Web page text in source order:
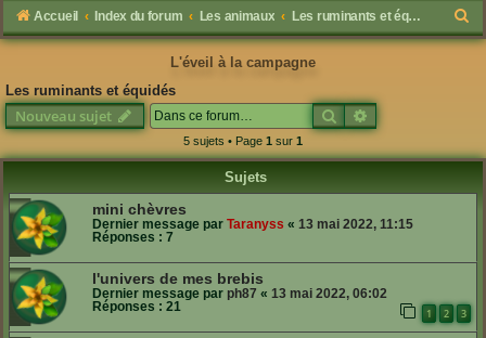
Accueil Index du forum Les animaux Les ruminants et équidés
e
r
L'éveil à la campagne
Les ruminants et équidés
Nouveau sujet Rechercher
5 sujets • Page 1 sur 1
Sujets
mini chèvres
Dernier message par Taranyss « 13 mai 2022, 11:15
Réponses : 7
l'univers de mes brebis
Dernier message par ph87 « 13 mai 2022, 06:02
Réponses : 21 1 2 3